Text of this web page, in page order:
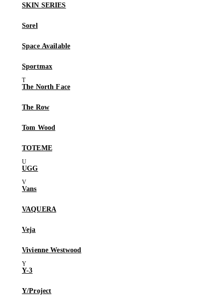
SKIN SERIES
Sorel
Space Available
Sportmax
The North Face
The Row
Tom Wood
TOTEME
UGG
Vans
VAQUERA
Veja
Vivienne Westwood
Y-3
Y/Project